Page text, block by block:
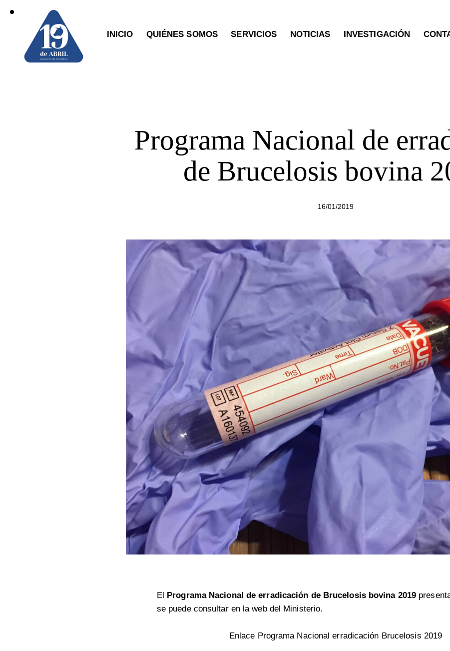
INICIO QUIÉNES SOMOS SERVICIOS NOTICIAS INVESTIGACIÓN
Programa Nacional de
de Brucelosis bovina
16/01/2019
El Programa Nacional de erradicación de Brucelosis bovina 2019
se puede consultar en la web del Ministerio.
Enlace Programa Nacional erradicación Brucelosis 2019